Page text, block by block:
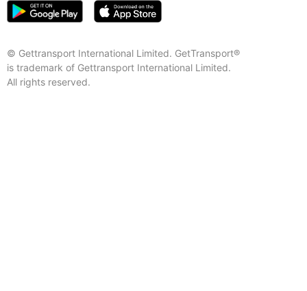
© Gettransport International Limited. GetTransport®
is trademark of Gettransport International Limited.
All rights reserved.